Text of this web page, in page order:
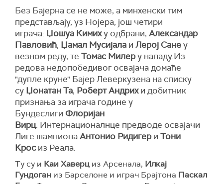
Без Бајерна се не може, а минхенски тим
представљају, уз Нојера, још четири
играча: Џошуа Кимиху одбрани, Александар
Павловић, Џамал Мусијала и Лерој Санеу
везном реду, те Томас Милеру нападу.Из
редова недопобедивог освајача домаће
"дупле круне" Бајер Леверкузена на списку
су Џонатан Та, Роберт Андрихи добитник
признања за играча године у
Бундеслиги Флоријан
Вирц. Интернационалнце предводе освајачи
Лиге шампионаАнтонио Ридигери Тони
Крос из Реала.
Ту су и Каи Хаверц из Арсенала, Илкај
Гундоган из Барселоне и играч Брајтона Паскал